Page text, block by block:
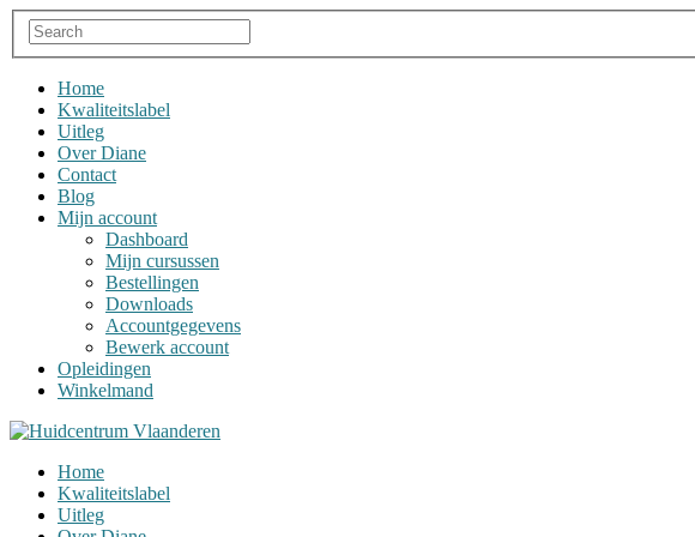
Home
Kwaliteitslabel
Uitleg
Over Diane
Contact
Blog
Mijn account
Dashboard
Mijn cursussen
Bestellingen
Downloads
Accountgegevens
Bewerk account
Opleidingen
Winkelmand
Home
Kwaliteitslabel
Uitleg